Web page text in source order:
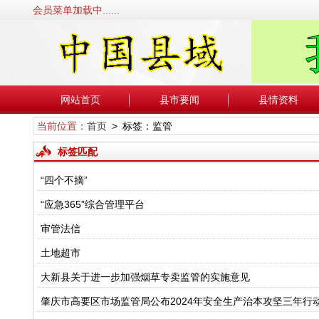
会员菜单加载中......
网站首页 县市要闻 县情资料
当前位置： 首页> 标签：监管
标签匹配
“四个不摘”
“应急365”综合管理平台
审管法信
土地超市
大新县关于进一步加强烟草专卖监管的实施意见
肇庆市高要区市场监管局公布2024年安全生产治本攻坚三年行